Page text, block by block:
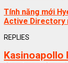
Tính năng mới
Active Directory
REPLIES
Kasinoapollo